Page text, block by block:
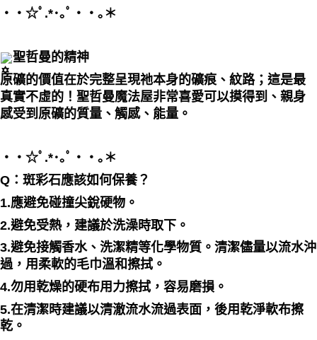
・・☆ﾟ⁠.⁠*⁠･⁠｡ﾟ・・｡＊
聖哲曼的精神
原礦的價值在於完整呈現祂本身的礦痕、紋路；這是最
真實不虛的！聖哲曼魔法屋非常喜愛可以摸得到、親身
感受到原礦的質量、觸感、能量。
・・☆ﾟ⁠.⁠*⁠･⁠｡ﾟ・・｡＊
Q：斑彩石應該如何保養？
1.應避免碰撞尖銳硬物。
2.避免受熱，建議於洗澡時取下。
3.避免接觸香水、洗潔精等化學物質。清潔儘量以流水沖
過，用柔軟的毛巾溫和擦拭。
4.勿用乾燥的硬布用力擦拭，容易磨損。
5.在清潔時建議以清澈流水流過表面，後用乾淨軟布擦
乾。